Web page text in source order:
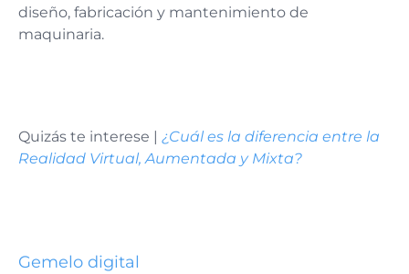
diseño, fabricación y mantenimiento de
maquinaria.
Quizás te interese | ¿Cuál es la diferencia entre la
Realidad Virtual, Aumentada y Mixta?
Gemelo digital